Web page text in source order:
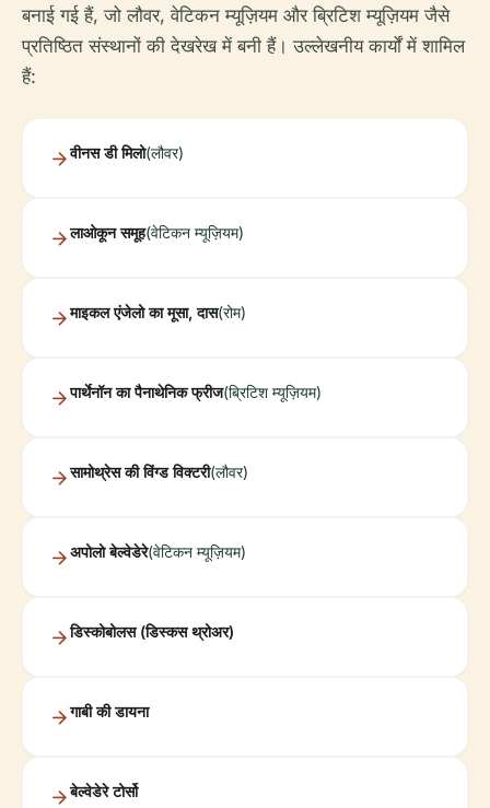
बनाई गई हैं, जो लौवर, वेटिकन म्यूज़ियम और ब्रिटिश म्यूज़ियम जैसे
प्रतिष्ठित संस्थानों की देखरेख में बनी हैं। उल्लेखनीय कार्यों में शामिल
हैं:
वीनस डी मिलो(लौवर)
लाओकून समूह(वेटिकन म्यूज़ियम)
माइकल एंजेलो का मूसा, दास(रोम)
पार्थेनॉन का पैनाथेनिक फ्रीज(ब्रिटिश म्यूज़ियम)
सामोथ्रेस की विंग्ड विक्टरी(लौवर)
अपोलो बेल्वेडेरे(वेटिकन म्यूज़ियम)
डिस्कोबोलस (डिस्कस थ्रोअर)
गाबी की डायना
बेल्वेडेरे टोर्सो